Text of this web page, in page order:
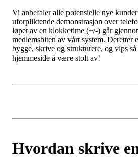
Vi anbefaler alle potensielle nye
uforpliktende demonstrasjon over
løpet av en klokketime (+/-) går
medlemsbiten av vårt system. Deretter
bygge, skrive og strukturere, og vips
hjemmeside å være stolt av!
Hvordan skrive